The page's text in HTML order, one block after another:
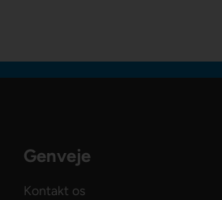
Genveje
Kontakt os